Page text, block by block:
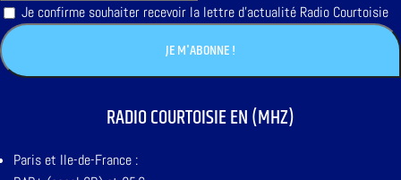
Je confirme souhaiter recevoir la lettre d'actualité Radio Courtoisie
RADIO COURTOISIE EN (MHZ)
Paris et Ile-de-France :